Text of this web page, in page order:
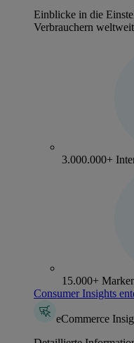
Einblicke in die
Verbrauchern weltweit
3.000.000+
15.000+
Consumer Insights
eCommerce